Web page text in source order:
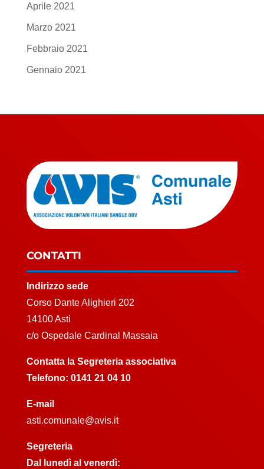
Aprile 2021
Marzo 2021
Febbraio 2021
Gennaio 2021
CONTATTI
Indirizzo sede
Corso Dante Alighieri 202
14100 Asti
c/o Ospedale Cardinal Massaia
Contatta la Segreteria associativa
Telefono: 0141 21 04 10
E-mail
asti.comunale@avis.it
Segreteria
Dal lunedì al venerdì: